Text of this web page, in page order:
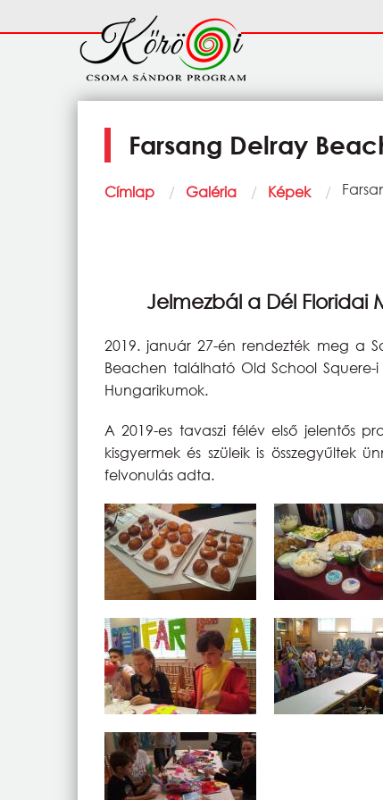
Fő
navigáció
Farsang Delray
Morzsa
Címlap Galéria Képek
Jelmezbál a Dél Floridai
2019. január 27-én rendezték meg a
Beachen található Old School
Hungarikumok.
A 2019-es tavaszi félév első jelentős
kisgyermek és szüleik is összegyűltek
felvonulás adta.